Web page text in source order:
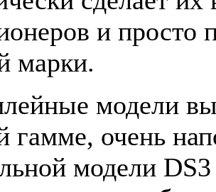
и просто
марки.
модели
гамме, очень
модели